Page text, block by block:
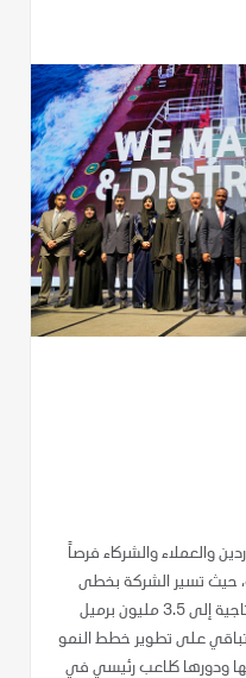
والعملاء والشركاء فرصاً
حيث تسير الشركة بخطى
واثقة في طريقها لزيادة طاقتها الإنتاجية إلى 3.5 مليون برميل
على تطوير خطط النمو
ودورها كلاعب رئيسي في